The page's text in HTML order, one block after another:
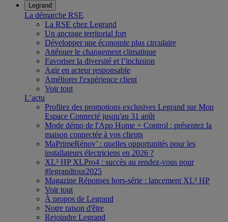
Legrand
La démarche RSE
La RSE chez Legrand
Un ancrage territorial fort
Développer une économie plus circulaire
Atténuer le changement climatique
Favoriser la diversité et l’inclusion
Agir en acteur responsable
Améliorer l'expérience client
Voir tout
L’actu
Profitez des promotions exclusives Legrand sur Mon
Espace Connecté jusqu'au 31 août
Mode démo de l'App Home + Control : présentez la
maison connectée à vos clients
MaPrimeRénov’ : quelles opportunités pour les
installateurs électriciens en 2026 ?
XL³ HP XLPro4 : succès au rendez-vous pour
#legrandtour2025
Magazine Réponses hors-série : lancement XL³ HP
Voir tout
À propos de Legrand
Notre raison d'être
Rejoindre Legrand